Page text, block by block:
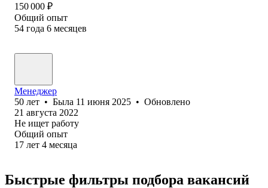
150 000 ₽
Общий опыт
54 года 6 месяцев
Менеджер
50 лет • Была 11 июня 2025 • Обновлено
21 августа 2022
Не ищет работу
Общий опыт
17 лет 4 месяца
Быстрые фильтры подбора вакансий